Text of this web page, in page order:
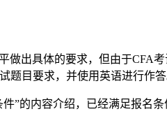
出具体的要求，但由于CFA考
题目要求，并使用英语进行作答
件”的内容介绍，已经满足报名